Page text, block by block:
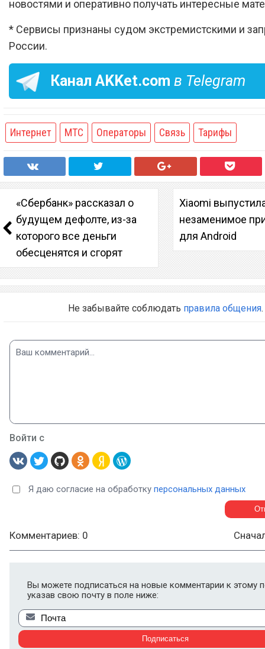
новостями и оперативно получать интересные
* Сервисы признаны судом экстремистскими и
России.
Канал AKKet.com в Telegram
Интернет МТС Операторы Связь Тарифы
«Сбербанк» рассказал о
будущем дефолте, из-за
которого все деньги
обесценятся и сгорят
Xiaomi
незаменимое
для Android
Не забывайте соблюдать правила общения.
Войти с
Я даю согласие на обработку персональных данных
Комментариев: 0
Вы можете подписаться на новые комментарии к этому
указав свою почту в поле ниже: